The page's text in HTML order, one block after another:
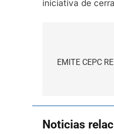
iniciativa de
de
EMITE CEPC
Noticias